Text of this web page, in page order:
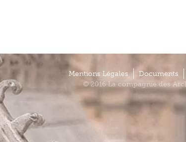
Mentions Légales Documents
© 2016 La compagnie des